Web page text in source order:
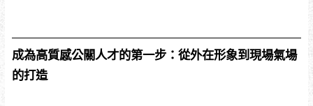
成為高質感公關人才的第一步：從外在形象到現場氣場
的打造